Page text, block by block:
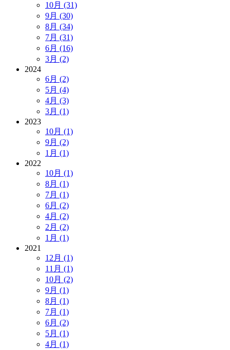
10月 (31)
9月 (30)
8月 (34)
7月 (31)
6月 (16)
3月 (2)
2024
6月 (2)
5月 (4)
4月 (3)
3月 (1)
2023
10月 (1)
9月 (2)
1月 (1)
2022
10月 (1)
8月 (1)
7月 (1)
6月 (2)
4月 (2)
2月 (2)
1月 (1)
2021
12月 (1)
11月 (1)
10月 (2)
9月 (1)
8月 (1)
7月 (1)
6月 (2)
5月 (1)
4月 (1)